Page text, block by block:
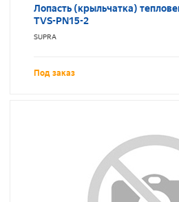
Лопасть (крыльчатка)
TVS-PN15-2
SUPRA
Под заказ